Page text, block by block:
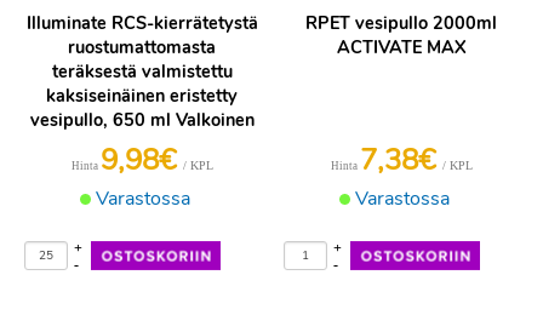
Illuminate RCS-kierrätetystä
ruostumattomasta
teräksestä valmistettu
kaksiseinäinen eristetty
vesipullo, 650 ml Valkoinen
Varastossa
Hinta 9,98€ / KPL
-
+
RPET vesipullo 2000ml
ACTIVATE MAX
Varastossa
Hinta 7,38€ / KPL
-
+